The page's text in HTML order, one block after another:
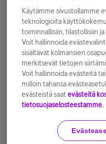
sähköpostiisi.
Tilaa nyt
Käyttöehdot
Käytämme sivustollamme
teknologioita
toiminnallisiin, tilastollisiin
Voit hallinnoida
sisältävät kolmansien
merkitsevät tietojen
Voit hallinnoida evästeitä
milloin tahansa
evästeistä saat evästeitä
tietosuojaselosteestamme.